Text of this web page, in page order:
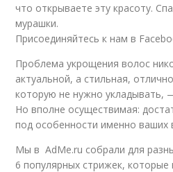
что открываете эту красоту.
мурашки.
Присоединяйтесь к нам в
Проблема укрощения волос
актуальной, а стильная,
которую не нужно укладывать,
Но вполне осуществимая:
под особенности именно ваших
Мы в AdMe.ru собрали для
6 популярных стрижек,